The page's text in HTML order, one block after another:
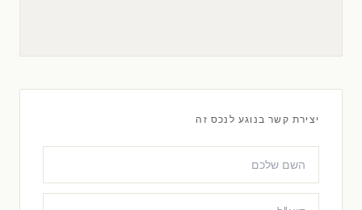
יצירת קשר בנוגע לנכס זה